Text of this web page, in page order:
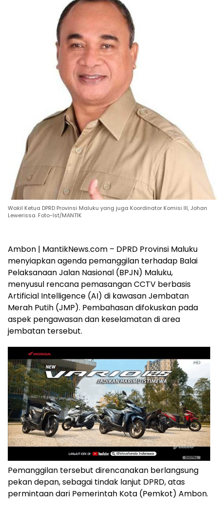
Wakil Ketua DPRD Provinsi Maluku yang juga Koordinator Komisi III, Johan
Lewerissa. Foto-Ist/MANTIK
Ambon | MantikNews.com – DPRD Provinsi Maluku
menyiapkan agenda pemanggilan terhadap Balai
Pelaksanaan Jalan Nasional (BPJN) Maluku,
menyusul rencana pemasangan CCTV berbasis
Artificial Intelligence (AI) di kawasan Jembatan
Merah Putih (JMP). Pembahasan difokuskan pada
aspek pengawasan dan keselamatan di area
jembatan tersebut.
Pemanggilan tersebut direncanakan berlangsung
pekan depan, sebagai tindak lanjut DPRD, atas
permintaan dari Pemerintah Kota (Pemkot) Ambon.